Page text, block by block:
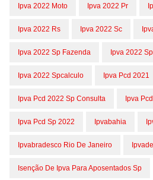
Ipva 2022 Moto Ipva 2022 Pr
Ipva 2022 Rs Ipva 2022 Sc
Ipva 2022 Sp Fazenda Ipva 2022
Ipva 2022 Spcalculo Ipva Pcd 2021
Ipva Pcd 2022 Sp Consulta Ipva
Ipva Pcd Sp 2022 Ipvabahia
Ipvabradesco Rio De Janeiro
Isenção De Ipva Para Aposentados Sp